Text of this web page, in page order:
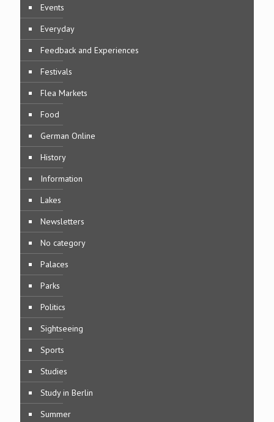
Events
Everyday
Feedback and Experiences
Festivals
Flea Markets
Food
German Online
History
Information
Lakes
Newsletters
No category
Palaces
Parks
Politics
Sightseeing
Sports
Studies
Study in Berlin
Summer